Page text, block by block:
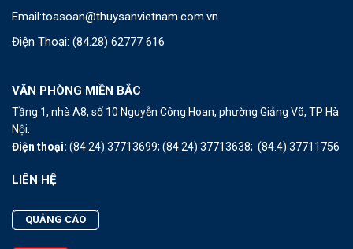
Email:toasoan@thuysanvietnam.com.vn
Điện Thoại: (84.28) 62777 616
VĂN PHÒNG MIỀN BẮC
Tầng 1, nhà A8, số 10 Nguyễn Công Hoan, phường Giảng Võ, TP Hà
Nội.
Điện thoại: (84.24) 37713699; (84.24) 37713638; (84.4) 37711756
LIÊN HỆ
QUẢNG CÁO